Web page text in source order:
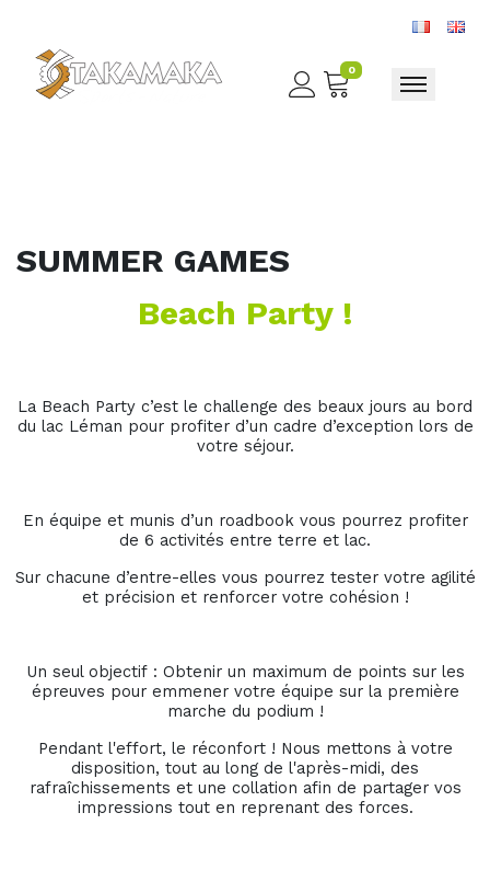
0
Toggle
SUMMER GAMES
Beach Party !
La Beach Party c’est le challenge des beaux jours au bord
du lac Léman pour profiter d’un cadre d’exception lors de
votre séjour.
En équipe et munis d’un roadbook vous pourrez profiter
de 6 activités entre terre et lac.
Sur chacune d’entre-elles vous pourrez tester votre agilité
et précision et renforcer votre cohésion !
Un seul objectif : Obtenir un maximum de points sur les
épreuves pour emmener votre équipe sur la première
marche du podium !
Pendant l'effort, le réconfort ! Nous mettons à votre
disposition, tout au long de l'après-midi, des
rafraîchissements et une collation afin de partager vos
impressions tout en reprenant des forces.